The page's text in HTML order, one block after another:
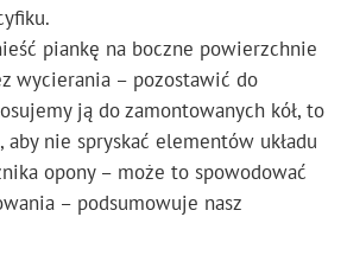
piankę na boczne powierzchnie
wycierania – pozostawić do
ją do zamontowanych kół, to
nie spryskać elementów układu
opony – może to spowodować
– podsumowuje nasz